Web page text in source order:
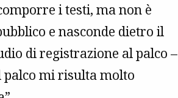
i testi, ma non è
e nasconde dietro il
di registrazione al palco –
palco mi risulta molto